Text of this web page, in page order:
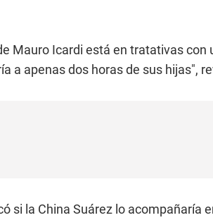
Mauro Icardi está en tratativas con
a apenas dos horas de sus hijas",
si la China Suárez lo acompañaría